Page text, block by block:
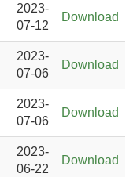
2023-
07-12
Download
2023-
07-06
Download
2023-
07-06
Download
2023-
06-22
Download